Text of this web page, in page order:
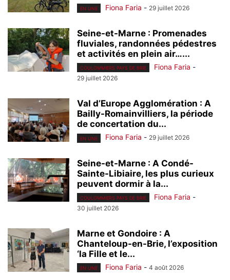
EN UNE Fiona Faria - 29 juillet 2026
Seine-et-Marne : Promenades
fluviales, randonnées pédestres
et activités en plein air…...
COULOMMIERS PAYS DE BRIE Fiona Faria -
29 juillet 2026
Val d’Europe Agglomération : A
Bailly-Romainvilliers, la période
de concertation du...
EN UNE Fiona Faria - 29 juillet 2026
Seine-et-Marne : A Condé-
Sainte-Libiaire, les plus curieux
peuvent dormir à la...
COULOMMIERS PAYS DE BRIE Fiona Faria -
30 juillet 2026
Marne et Gondoire : A
Chanteloup-en-Brie, l’exposition
‘la Fille et le...
EN UNE Fiona Faria - 4 août 2026